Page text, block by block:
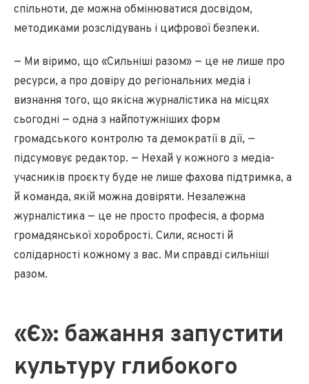
спільноти, де можна обмінюватися досвідом,
методиками розслідувань і цифрової безпеки.
— Ми віримо, що «Сильніші разом» — це не лише про
ресурси, а про довіру до регіональних медіа і
визнання того, що якісна журналістика на місцях
сьогодні — одна з найпотужніших форм
громадського контролю та демократії в дії, —
підсумовує редактор. — Нехай у кожного з медіа-
учасників проєкту буде не лише фахова підтримка, а
й команда, якій можна довіряти. Незалежна
журналістика — це не просто професія, а форма
громадянської хоробрості. Сили, ясності й
солідарності кожному з вас. Ми справді сильніші
разом.
«Є»: бажання запустити
культуру глибокого